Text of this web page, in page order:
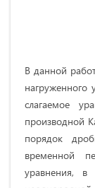
В данной
нагруженного
слагаемое
производной
порядок
временной
уравнения, в